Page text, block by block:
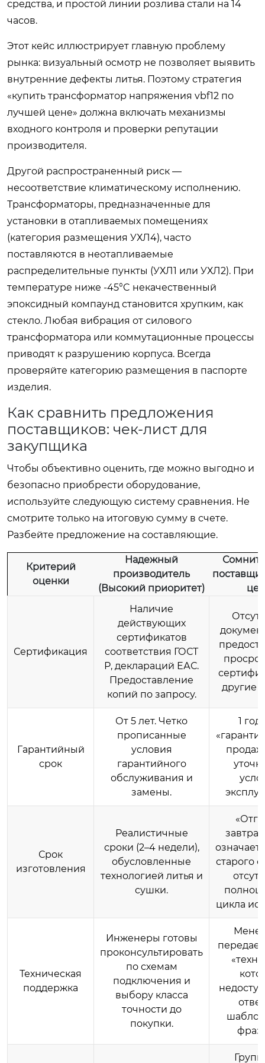
средства, и простой линии розлива стали на 14
часов.
Этот кейс иллюстрирует главную проблему
рынка: визуальный осмотр не позволяет выявить
внутренние дефекты литья. Поэтому стратегия
«купить трансформатор напряжения vbf12 по
лучшей цене» должна включать механизмы
входного контроля и проверки репутации
производителя.
Другой распространенный риск —
несоответствие климатическому исполнению.
Трансформаторы, предназначенные для
установки в отапливаемых помещениях
(категория размещения УХЛ4), часто
поставляются в неотапливаемые
распределительные пункты (УХЛ1 или УХЛ2). При
температуре ниже -45°C некачественный
эпоксидный компаунд становится хрупким, как
стекло. Любая вибрация от силового
трансформатора или коммутационные процессы
приводят к разрушению корпуса. Всегда
проверяйте категорию размещения в паспорте
изделия.
Как сравнить предложения
поставщиков: чек-лист для
закупщика
Чтобы объективно оценить, где можно выгодно и
безопасно приобрести оборудование,
используйте следующую систему сравнения. Не
смотрите только на итоговую сумму в счете.
Разбейте предложение на составляющие.
Критерий
оценки
Надежный
производитель
(Высокий приоритет)
Сертификация
Наличие
действующих
сертификатов
соответствия ГОСТ
Р, деклараций ЕАС.
Предоставление
копий по запросу.
другие
Гарантийный
срок
От 5 лет. Четко
прописанные
условия
гарантийного
обслуживания и
замены.
1
Срок
изготовления
Реалистичные
сроки (2–4 недели),
обусловленные
технологией литья и
сушки.
означает
старого
цикла
Техническая
поддержка
Инженеры готовы
проконсультировать
по схемам
подключения и
выбору класса
точности до
покупки.